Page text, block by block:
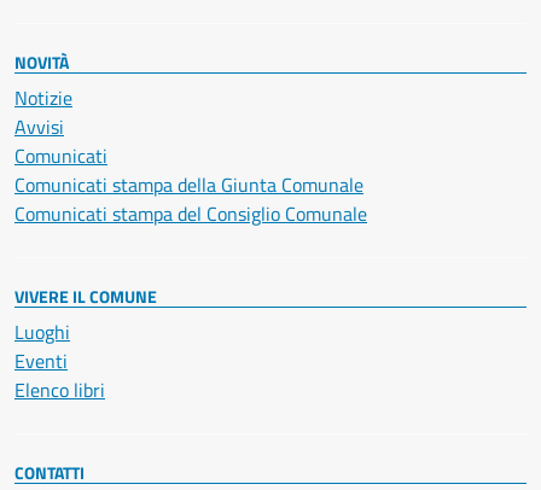
NOVITÀ
Notizie
Avvisi
Comunicati
Comunicati stampa della Giunta Comunale
Comunicati stampa del Consiglio Comunale
VIVERE IL COMUNE
Luoghi
Eventi
Elenco libri
CONTATTI